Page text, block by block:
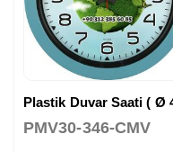
PMV30-346-CMV